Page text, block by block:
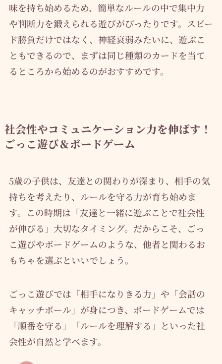
味を持ち始めるため、簡単なルールの中で集中力
や判断力を鍛えられる遊びがぴったりです。スピー
ド勝負だけではなく、神経衰弱みたいに、遊ぶこ
ともできるので、まずは同じ種類のカードを当て
るところから始めるのがおすすめです。
社会性やコミュニケーション力を伸ばす！
ごっこ遊び＆ボードゲーム
5歳の子供は、友達との関わりが深まり、相手の気
持ちを考えたり、ルールを守る力が育ち始めま
す。この時期は「友達と一緒に遊ぶことで社会性
が伸びる」大切なタイミング。だからこそ、ごっ
こ遊びやボードゲームのような、他者と関わるお
もちゃを選ぶといいでしょう。
ごっこ遊びでは「相手になりきる力」や「会話の
キャッチボール」が身につき、ボードゲームでは
「順番を守る」「ルールを理解する」といった社
会性が自然と学べます。